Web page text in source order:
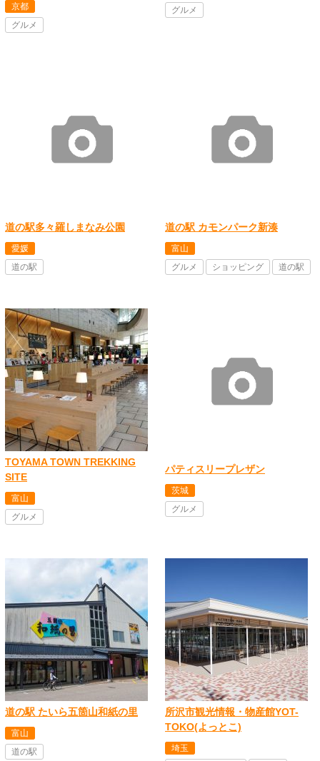
京都
グルメ
グルメ
道の駅多々羅しまなみ公園
愛媛
道の駅
道の駅 カモンパーク新湊
富山
グルメ
ショッピング 道の駅
TOYAMA TOWN TREKKING
SITE
富山
グルメ
パティスリープレザン
茨城
グルメ
道の駅 たいら五箇山和紙の里
富山
道の駅
所沢市観光情報・物産館YOT-
TOKO(よっとこ)
埼玉